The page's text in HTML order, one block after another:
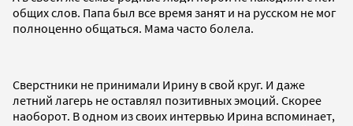
общих слов. Папа был все время занят и на русском не мог
полноценно общаться. Мама часто болела.
Сверстники не принимали Ирину в свой круг. И даже
летний лагерь не оставлял позитивных эмоций. Скорее
наоборот. В одном из своих интервью Ирина вспоминает,